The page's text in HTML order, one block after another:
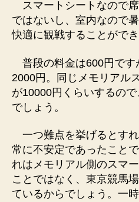
スマートシートなので
ではないし、室内なので
快適に観戦することができ
普段の料金は600円です
2000円。同じメモリアル
が10000円くらいするの
でしょう。
一つ難点を挙げるとす
常に不安定であったこと
れはメモリアル側のスマ
ことではなく、東京競馬
ているからでしょう。一